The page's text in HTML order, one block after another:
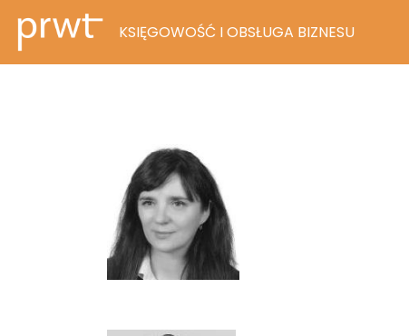
KSIĘGOWOŚĆ I OBSŁUGA BIZNESU